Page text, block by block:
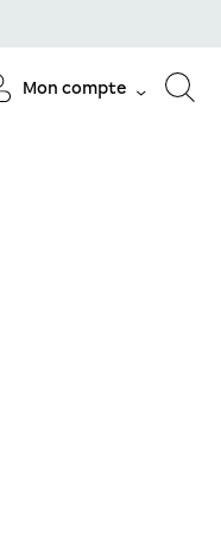
Mon compte